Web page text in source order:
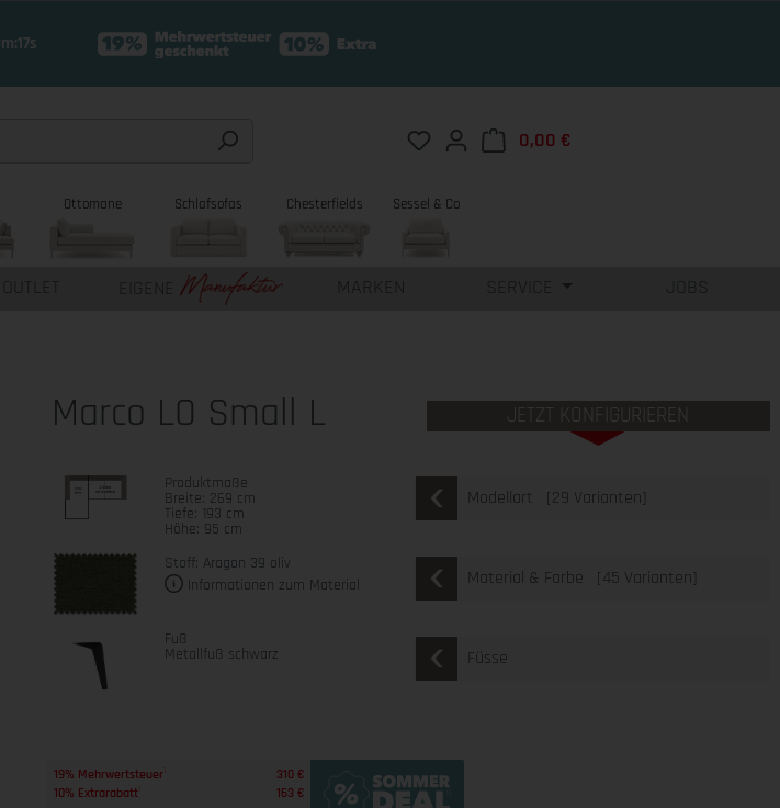
Du hast 0 Produkte auf dem Merkzettel
0,00 €
Ottomane Schlafsofas Chesterfields Sessel & Co
OUTLET EIGENE MARKEN SERVICE JOBS
Marco LO Small L JETZT KONFIGURIEREN
Produktmaße
Breite: 269 cm
Tiefe: 193 cm
Höhe: 95 cm
Modellart [29 Varianten]
Stoff: Aragon 39 oliv
Informationen zum Material
Material & Farbe [45 Varianten]
Fuß
Metallfuß schwarz Füsse
19% Mehrwertsteuer
310 €
10% Extrarabatt
163 €